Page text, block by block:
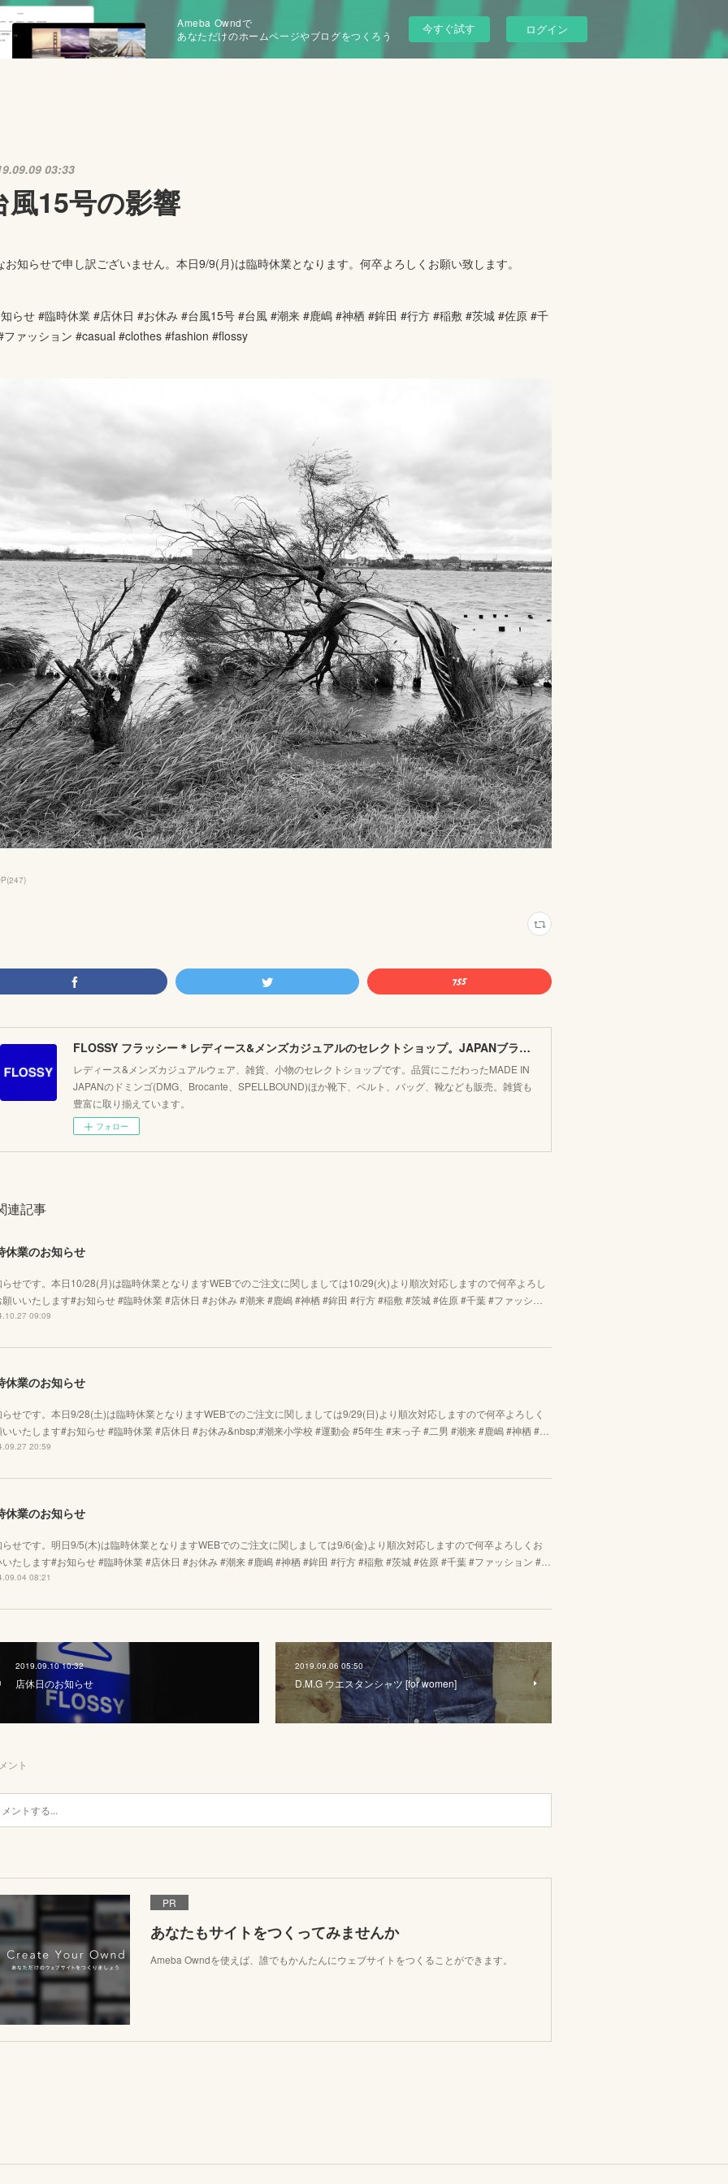
Ameba Owndで
あなただけのホームページやブログをつくろう
今すぐ試す ログイン
03:33
風15号の影響
お知らせで申し訳ございません。本日9/9(月)は臨時休業となります。何卒よろしくお願い致します。
らせ #臨時休業 #店休日 #お休み #台風15号 #台風 #潮来 #鹿嶋 #神栖 #鉾田 #行方 #稲敷 #茨城 #佐原 #千
ファッション #casual #clothes #fashion #flossy
(247)
FLOSSY フラッシー＊レディース&メンズカジュアルのセレクトショップ。JAPANブランド他こだわりのアイテムがたくさん！
レディース&メンズカジュアルウェア、雑貨、小物のセレクトショップです。品質にこだわったMADE IN
JAPANのドミンゴ(DMG、Brocante、SPELLBOUND)ほか靴下、ベルト、バッグ、靴なども販売。雑貨も
豊富に取り揃えています。
フォロー
連記事
休業のお知らせ
せです。本日10/28(月)は臨時休業となりますWEBでのご注文に関しましては10/29(火)より順次対応しますので何卒よろし
いいたします#お知らせ #臨時休業 #店休日 #お休み #潮来 #鹿嶋 #神栖 #鉾田 #行方 #稲敷 #茨城 #佐原 #千葉 #ファッシ…
09:09
休業のお知らせ
せです。本日9/28(土)は臨時休業となりますWEBでのご注文に関しましては9/29(日)より順次対応しますので何卒よろしく
いたします#お知らせ #臨時休業 #店休日 #お休み&nbsp;#潮来小学校 #運動会 #5年生 #末っ子 #二男 #潮来 #鹿嶋 #神栖 #…
20:59
休業のお知らせ
せです。明日9/5(木)は臨時休業となりますWEBでのご注文に関しましては9/6(金)より順次対応しますので何卒よろしくお
たします#お知らせ #臨時休業 #店休日 #お休み #潮来 #鹿嶋 #神栖 #鉾田 #行方 #稲敷 #茨城 #佐原 #千葉 #ファッション #…
08:21
2019.09.10 10:32
店休日のお知らせ
2019.09.06 05:50
D.M.G ウエスタンシャツ [for women]
ント
PR
あなたもサイトをつくってみませんか
Ameba Owndを使えば、誰でもかんたんにウェブサイトをつくることができます。